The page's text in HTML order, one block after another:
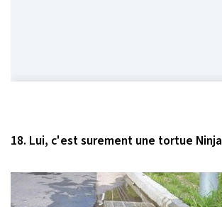
18. Lui, c'est surement une tortue Ninja